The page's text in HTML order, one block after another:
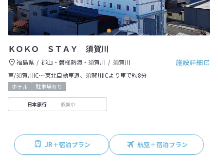
ＫＯＫＯ ＳＴＡＹ 須賀川
施設詳細
福島県 郡山・磐梯熱海・須賀川
須賀川
車/須賀川IC～東北自動車道、須賀川ICより車で約8分
ホテル 駐車場有り
日本旅行 収集中
JR＋宿泊プラン 航空＋宿泊プラン